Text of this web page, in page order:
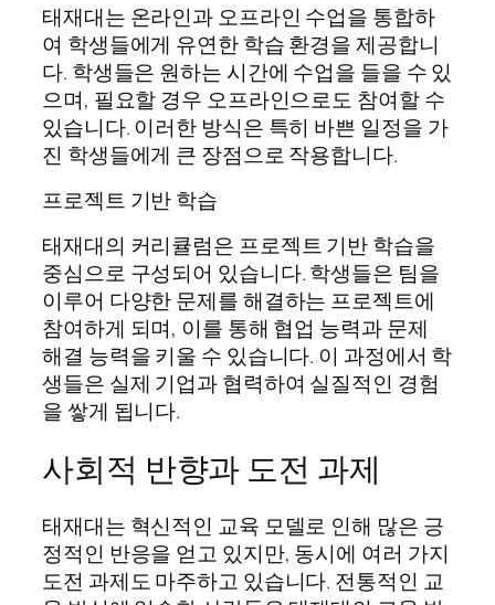
태재대는 온라인과 오프라인 수업을 통합하
여 학생들에게 유연한 학습 환경을 제공합니
다. 학생들은 원하는 시간에 수업을 들을 수 있
으며, 필요할 경우 오프라인으로도 참여할 수
있습니다. 이러한 방식은 특히 바쁜 일정을 가
진 학생들에게 큰 장점으로 작용합니다.
프로젝트 기반 학습
태재대의 커리큘럼은 프로젝트 기반 학습을
중심으로 구성되어 있습니다. 학생들은 팀을
이루어 다양한 문제를 해결하는 프로젝트에
참여하게 되며, 이를 통해 협업 능력과 문제
해결 능력을 키울 수 있습니다. 이 과정에서 학
생들은 실제 기업과 협력하여 실질적인 경험
을 쌓게 됩니다.
사회적 반향과 도전 과제
태재대는 혁신적인 교육 모델로 인해 많은 긍
정적인 반응을 얻고 있지만, 동시에 여러 가지
도전 과제도 마주하고 있습니다. 전통적인 교